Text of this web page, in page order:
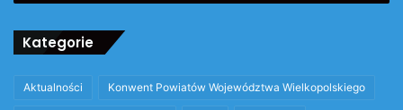
Kategorie
Aktualności Konwent Powiatów Województwa Wielkopolskiego